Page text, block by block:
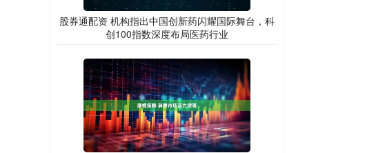
股券通配资 机构指出中国创新药闪耀国际舞台，科
创100指数深度布局医药行业